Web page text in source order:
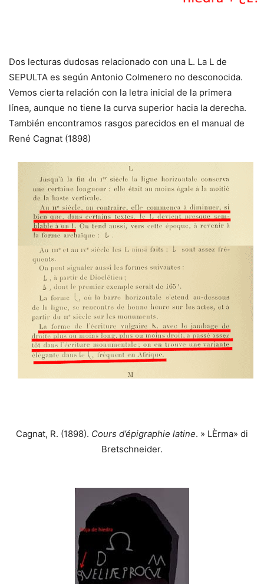
Dos lecturas dudosas relacionado con una L. La L de
SEPULTA es según Antonio Colmenero no desconocida.
Vemos cierta relación con la letra inicial de la primera
línea, aunque no tiene la curva superior hacia la derecha.
También encontramos rasgos parecidos en el manual de
René Cagnat (1898)
Cagnat, R. (1898). Cours d’épigraphie latine. » LÈrma» di
Bretschneider.